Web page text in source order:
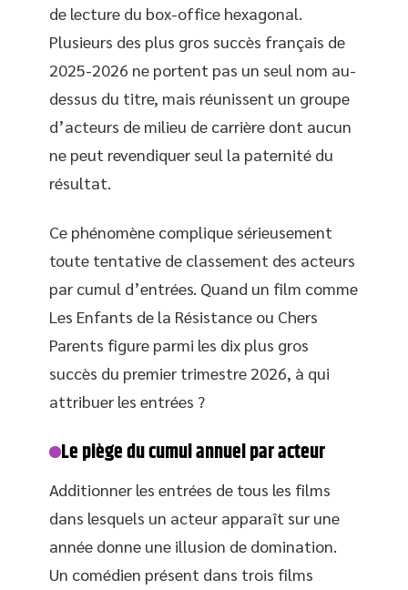
de lecture du box-office hexagonal.
Plusieurs des plus gros succès français de
2025-2026 ne portent pas un seul nom au-
dessus du titre, mais réunissent un groupe
d’acteurs de milieu de carrière dont aucun
ne peut revendiquer seul la paternité du
résultat.
Ce phénomène complique sérieusement
toute tentative de classement des acteurs
par cumul d’entrées. Quand un film comme
Les Enfants de la Résistance ou Chers
Parents figure parmi les dix plus gros
succès du premier trimestre 2026, à qui
attribuer les entrées ?
Le piège du cumul annuel par acteur
Additionner les entrées de tous les films
dans lesquels un acteur apparaît sur une
année donne une illusion de domination.
Un comédien présent dans trois films